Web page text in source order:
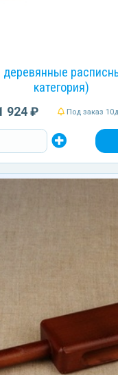
деревянные
категория)
924 ₽ Под заказ